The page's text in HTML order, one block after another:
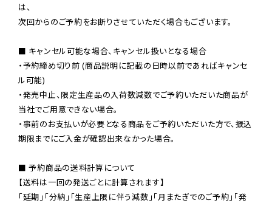
は、
次回からのご予約をお断りさせていただく場合もございます。
■ キャンセル可能な場合、キャンセル扱いとなる場合
・予約締め切り前 (商品説明に記載の日時以前であればキャンセ
ル可能)
・発売中止、限定生産品の入荷数減数でご予約いただいた商品が
当社でご用意できない場合。
・事前のお支払いが必要となる商品をご予約いただいた方で、振込
期限までにご入金が確認出来なかった場合。
■ 予約商品の送料計算について
【送料は一回の発送ごとに計算されます】
「延期」「分納」「生産上限に伴う減数」「月またぎでのご予約」「発